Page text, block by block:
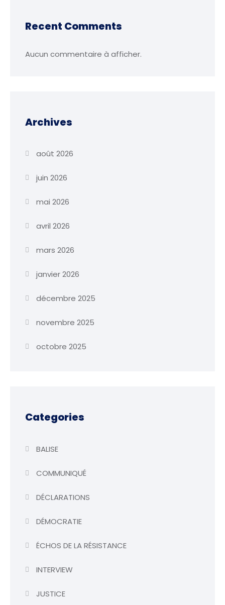
Recent Comments
Aucun commentaire à afficher.
Archives
août 2026
juin 2026
mai 2026
avril 2026
mars 2026
janvier 2026
décembre 2025
novembre 2025
octobre 2025
Categories
BALISE
COMMUNIQUÉ
DÉCLARATIONS
DÉMOCRATIE
ÉCHOS DE LA RÉSISTANCE
INTERVIEW
JUSTICE